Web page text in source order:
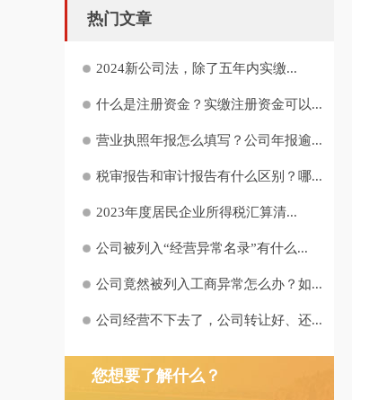
热门文章
2024新公司法，除了五年内实缴...
什么是注册资金？实缴注册资金可以...
营业执照年报怎么填写？公司年报逾...
税审报告和审计报告有什么区别？哪...
2023年度居民企业所得税汇算清...
公司被列入“经营异常名录”有什么...
公司竟然被列入工商异常怎么办？如...
公司经营不下去了，公司转让好、还...
您想要了解什么？